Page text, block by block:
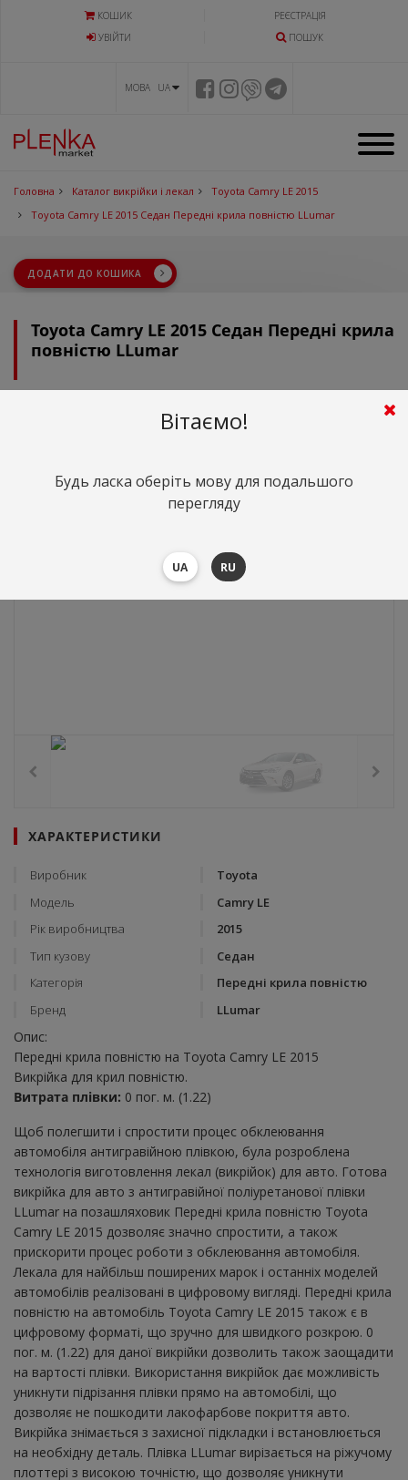
КОШИК
РЕЄСТРАЦІЯ
УВIЙТИ
ПОШУК
МОВА UA
Головна Каталог викрійки і лекал
Toyota Camry LE 2015
Toyota Camry LE 2015 Седан Передні крила повністю LLumar
ДОДАТИ ДО КОШИКА
Toyota Camry LE 2015 Седан Передні крила
повністю LLumar
грн.($0)
ХАРАКТЕРИСТИКИ
Виробник
Toyota
Модель
Camry LE
Рік виробництва
2015
Тип кузову
Седан
Категорія
Передні крила повністю
Бренд
LLumar
Опис:
Передні крила повністю на Toyota Camry LE 2015
Викрійка для крил повністю.
Витрата плівки: 0 пог. м. (1.22)
Щоб полегшити і спростити процес обклеювання
автомобіля антигравійною плівкою, була розроблена
технологія виготовлення лекал (викрійок) для авто. Готова
викрійка для авто з антигравійної поліуретанової плівки
LLumar на позашляховик Передні крила повністю Toyota
Camry LE 2015 дозволяє значно спростити, а також
прискорити процес роботи з обклеювання автомобіля.
Лекала для найбільш поширених марок і останніх моделей
автомобілів реалізовані в цифровому вигляді. Передні крила
повністю на автомобіль Toyota Camry LE 2015 також є в
цифровому форматі, що зручно для швидкого розкрою. 0
пог. м. (1.22) для даної викрійки дозволить також заощадити
на вартості плівки. Використання викрійок дає можливість
уникнути підрізання плівки прямо на автомобілі, що
дозволяє не пошкодити лакофарбове покриття авто.
Викрійка знімається з захисної підкладки і встановлюється
на необхідну деталь. Плівка LLumar вирізається на ріжучому
плоттері з високою точністю, що дозволяє уникнути
Вітаємо!
Будь ласка оберіть мову для подальшого
перегляду
UA RU